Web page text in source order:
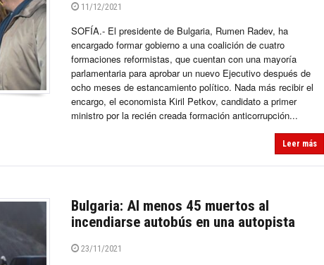
11/12/2021
SOFÍA.- El presidente de Bulgaria, Rumen Radev, ha
encargado formar gobierno a una coalición de cuatro
formaciones reformistas, que cuentan con una mayoría
parlamentaria para aprobar un nuevo Ejecutivo después de
ocho meses de estancamiento político. Nada más recibir el
encargo, el economista Kiril Petkov, candidato a primer
ministro por la recién creada formación anticorrupción...
Leer más
Bulgaria: Al menos 45 muertos al
incendiarse autobús en una autopista
23/11/2021